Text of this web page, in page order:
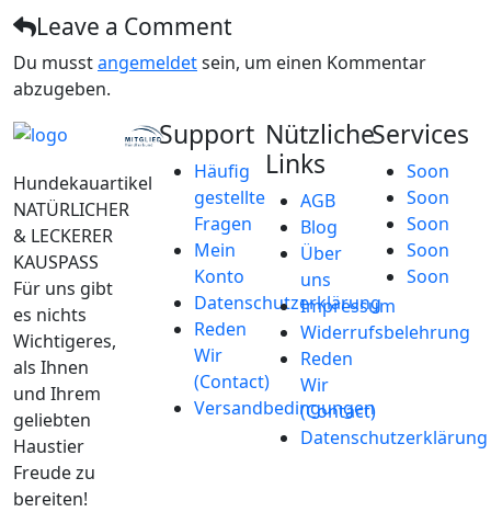
Leave a Comment
Du musstangemeldetsein, um einen Kommentar
abzugeben.
Hundekauartikel
NATÜRLICHER
& LECKERER
KAUSPASS
Für uns gibt
es nichts
Wichtigeres,
als Ihnen
und Ihrem
geliebten
Haustier
Freude zu
bereiten!
Support
Häufig
gestellte
Fragen
Mein
Konto
Datenschutzerklärung
Reden
Wir
(Contact)
Versandbedingungen
Nützliche
Links
AGB
Blog
Über
uns
Impressum
Widerrufsbelehrung
Reden
Wir
(Contact)
Datenschutzerklärung
Services
Soon
Soon
Soon
Soon
Soon